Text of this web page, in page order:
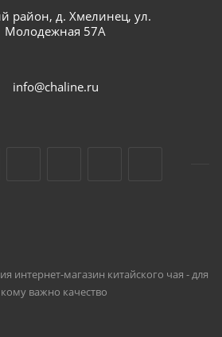
район, д. Хмелинец, ул.
Молодежная 57А
info@chaline.ru
интернет-магазин китайского чая - для
кому важно качество